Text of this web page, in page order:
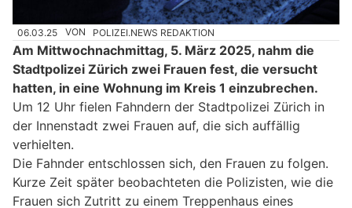
06.03.25 VON POLIZEI.NEWS REDAKTION
Am Mittwochnachmittag, 5. März 2025, nahm die
Stadtpolizei Zürich zwei Frauen fest, die versucht
hatten, in eine Wohnung im Kreis 1 einzubrechen.
Um 12 Uhr fielen Fahndern der Stadtpolizei Zürich in
der Innenstadt zwei Frauen auf, die sich auffällig
verhielten.
Die Fahnder entschlossen sich, den Frauen zu folgen.
Kurze Zeit später beobachteten die Polizisten, wie die
Frauen sich Zutritt zu einem Treppenhaus eines